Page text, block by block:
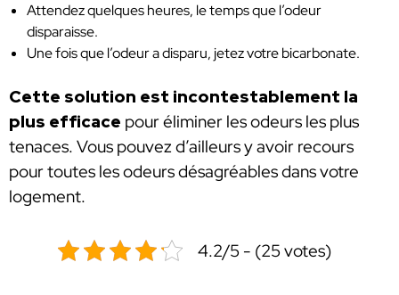
Attendez quelques heures, le temps que l’odeur
disparaisse.
Une fois que l’odeur a disparu, jetez votre bicarbonate.
Cette solution est incontestablement la
plus efficace pour éliminer les odeurs les plus
tenaces. Vous pouvez d’ailleurs y avoir recours
pour toutes les odeurs désagréables dans votre
logement.
4.2/5 - (25 votes)